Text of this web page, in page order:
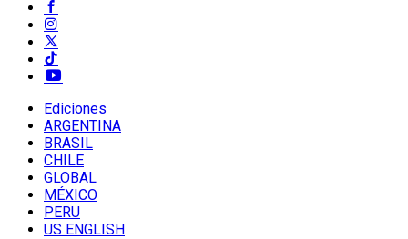
Ediciones
ARGENTINA
BRASIL
CHILE
GLOBAL
MÉXICO
PERU
US ENGLISH